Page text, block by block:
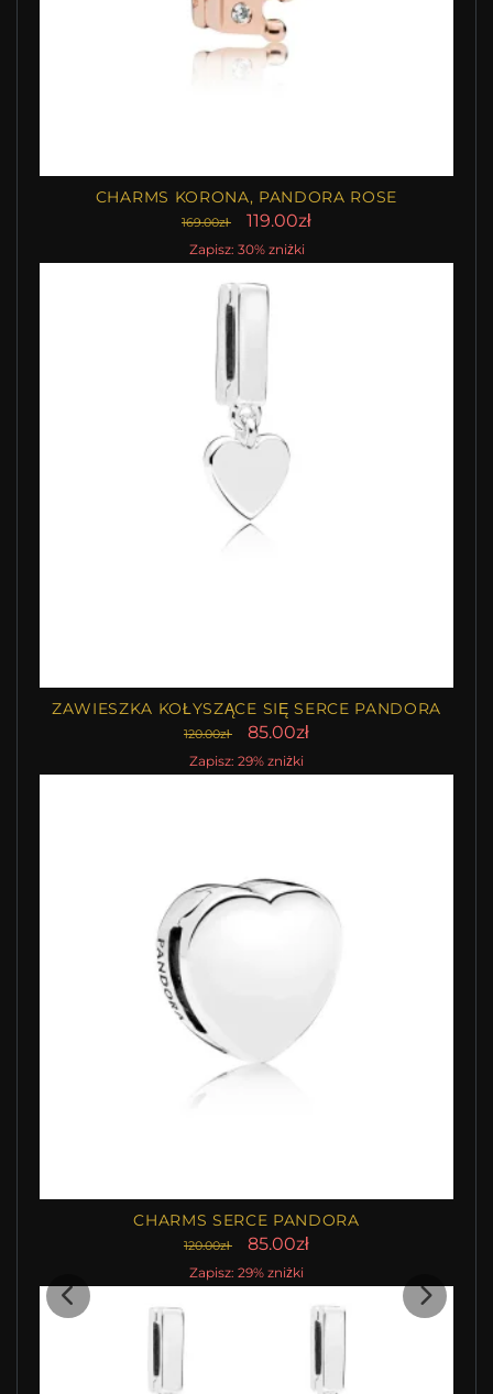
CHARMS KORONA, PANDORA ROSE
169.00zł 119.00zł
Zapisz: 30% zniżki
ZAWIESZKA KOŁYSZĄCE SIĘ SERCE PANDORA
120.00zł 85.00zł
Zapisz: 29% zniżki
CHARMS SERCE PANDORA
120.00zł 85.00zł
Zapisz: 29% zniżki